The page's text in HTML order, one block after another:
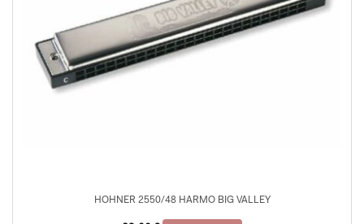
HOHNER 2550/48 HARMO BIG VALLEY